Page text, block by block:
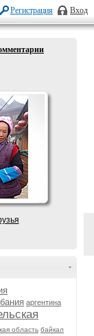
Регистрация Вход
-
аргентина
область байкал